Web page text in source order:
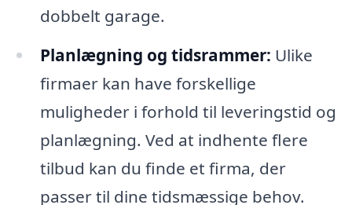
dobbelt garage.
Planlægning og tidsrammer: Ulike
firmaer kan have forskellige
muligheder i forhold til leveringstid og
planlægning. Ved at indhente flere
tilbud kan du finde et firma, der
passer til dine tidsmæssige behov.